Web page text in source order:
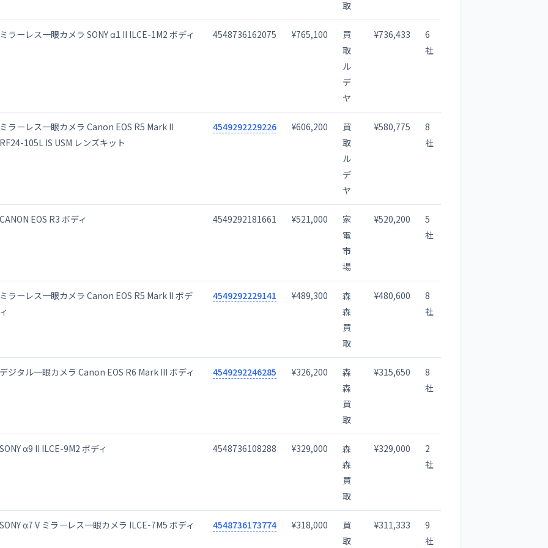
取
ミラーレス一眼カメラ SONY α1 II ILCE-1M2 ボディ 4548736162075 ¥765,100
買
取
ル
デ
ヤ
¥736,433
6
社
ミラーレス一眼カメラ Canon EOS R5 Mark II
RF24-105L IS USM レンズキット
4549292229226 ¥606,200
買
取
ル
デ
ヤ
¥580,775
8
社
CANON EOS R3 ボディ 4549292181661 ¥521,000
家
電
市
場
¥520,200
5
社
ミラーレス一眼カメラ Canon EOS R5 Mark II ボデ
ィ
4549292229141 ¥489,300
森
森
買
取
¥480,600
8
社
デジタル一眼カメラ Canon EOS R6 Mark III ボディ 4549292246285 ¥326,200
森
森
買
取
¥315,650
8
社
SONY α9 II ILCE-9M2 ボディ 4548736108288 ¥329,000
森
森
買
取
¥329,000
2
社
SONY α7 V ミラーレス一眼カメラ ILCE-7M5 ボディ 4548736173774 ¥318,000
買
取
¥311,333
9
社